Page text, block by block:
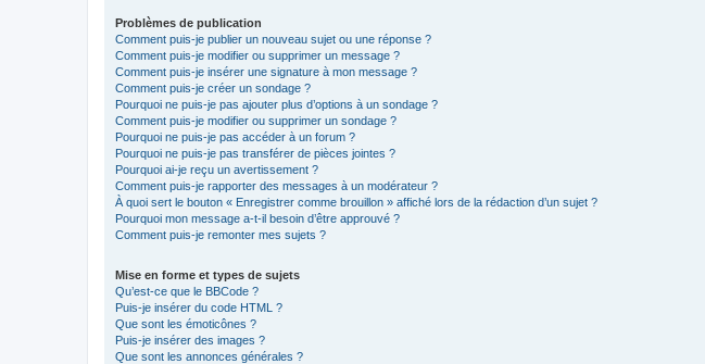
Problèmes de publication
Comment puis-je publier un nouveau sujet ou une réponse ?
Comment puis-je modifier ou supprimer un message ?
Comment puis-je insérer une signature à mon message ?
Comment puis-je créer un sondage ?
Pourquoi ne puis-je pas ajouter plus d’options à un sondage ?
Comment puis-je modifier ou supprimer un sondage ?
Pourquoi ne puis-je pas accéder à un forum ?
Pourquoi ne puis-je pas transférer de pièces jointes ?
Pourquoi ai-je reçu un avertissement ?
Comment puis-je rapporter des messages à un modérateur ?
À quoi sert le bouton « Enregistrer comme brouillon » affiché lors de la rédaction d’un sujet ?
Pourquoi mon message a-t-il besoin d’être approuvé ?
Comment puis-je remonter mes sujets ?
Mise en forme et types de sujets
Qu’est-ce que le BBCode ?
Puis-je insérer du code HTML ?
Que sont les émoticônes ?
Puis-je insérer des images ?
Que sont les annonces générales ?